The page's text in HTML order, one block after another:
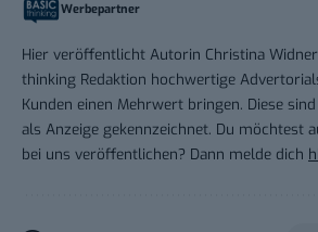
Werbepartner
Hier veröffentlicht Autorin Christina Widner
thinking Redaktion hochwertige
Kunden einen Mehrwert bringen. Diese
als Anzeige gekennzeichnet. Du möchtest
bei uns veröffentlichen? Dann melde dich